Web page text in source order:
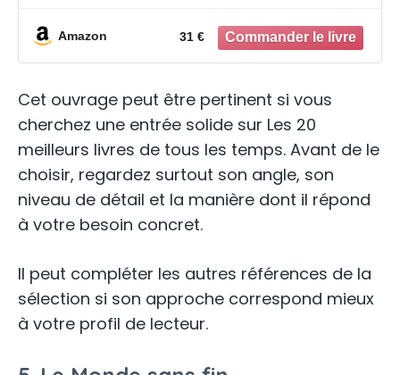
Amazon 31 €
Cet ouvrage peut être pertinent si vous
cherchez une entrée solide sur Les 20
meilleurs livres de tous les temps. Avant de le
choisir, regardez surtout son angle, son
niveau de détail et la manière dont il répond
à votre besoin concret.
Il peut compléter les autres références de la
sélection si son approche correspond mieux
à votre profil de lecteur.